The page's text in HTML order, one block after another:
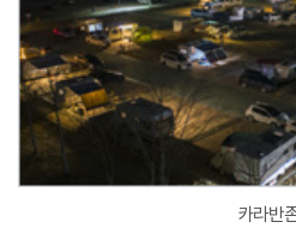
카라반